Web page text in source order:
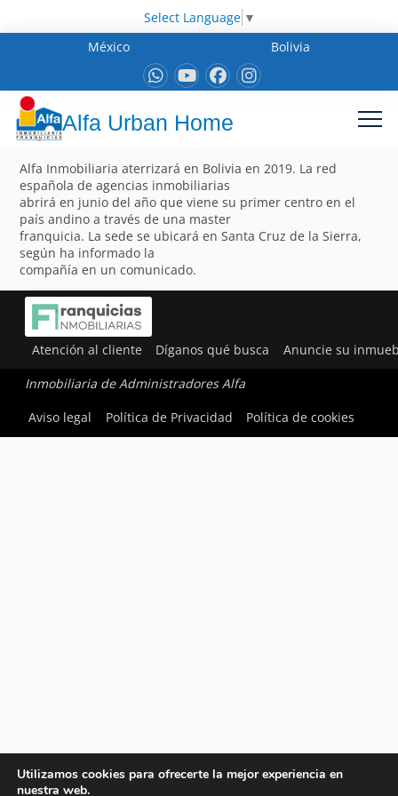
Select Language ▼
México
Bolivia
Alfa Urban Home
Alfa Inmobiliaria aterrizará en Bolivia en 2019. La red
española de agencias inmobiliarias
abrirá en junio del año que viene su primer centro en el
país andino a través de una master
franquicia. La sede se ubicará en Santa Cruz de la Sierra,
según ha informado la
compañía en un comunicado.
Atención al cliente Díganos qué busca Anuncie su
Inmobiliaria de Administradores Alfa
Aviso legal
Política de Privacidad Política de cookies
Utilizamos cookies para ofrecerte la mejor experiencia en
nuestra web.